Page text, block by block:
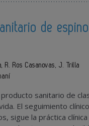
de
R. Ros Casanovas, J. Trilla
sanitario de
El seguimiento
sigue la práctica